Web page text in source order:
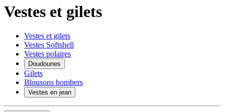
Vestes et gilets
Vestes et gilets
Vestes Softshell
Vestes polaires
Doudounes
Gilets
Blousons bombers
Vestes en jean